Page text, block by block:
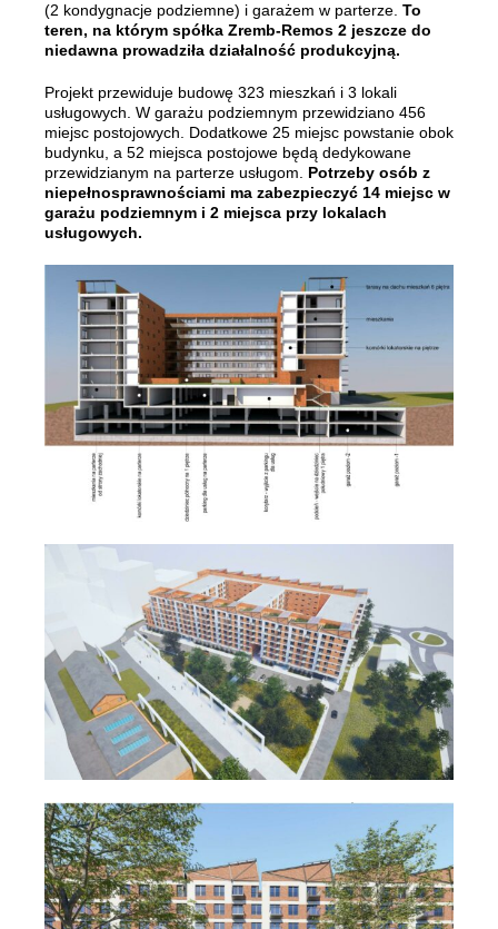
(2 kondygnacje podziemne) i garażem w parterze. To
teren, na którym spółka Zremb-Remos 2 jeszcze do
niedawna prowadziła działalność produkcyjną.
Projekt przewiduje budowę 323 mieszkań i 3 lokali
usługowych. W garażu podziemnym przewidziano 456
miejsc postojowych. Dodatkowe 25 miejsc powstanie obok
budynku, a 52 miejsca postojowe będą dedykowane
przewidzianym na parterze usługom. Potrzeby osób z
niepełnosprawnościami ma zabezpieczyć 14 miejsc w
garażu podziemnym i 2 miejsca przy lokalach
usługowych.